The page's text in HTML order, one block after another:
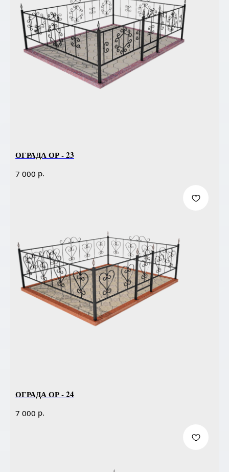
ОГРАДА ОР - 23
7 000 р.
ОГРАДА ОР - 24
7 000 р.